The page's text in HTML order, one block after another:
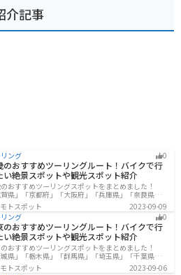
ど、観光スポットも充実しています。少し足
ば、成田山新勝寺や成田空港なども訪れること
介記事
ング 0
のおすすめツーリングルート！バイクで行
い絶景スポットや観光スポット紹介
おすすめツーリングスポットをまとめました！
賀県」「京都府」「大阪府」「兵庫県」「奈良県」
山」の各県の観光地紹介します。自然豊かな山々
温泉地が点在し、四季折々の景色を楽しめるスポ
多数あります。バイクで近畿にツーリングに行く
考にしてください。
モトスポット
2023-09-09
ング
0
のおすすめツーリングルート！バイクで行
い絶景スポットや観光スポット紹介
おすすめツーリングスポットをまとめました！
城県」「栃木県」「群馬県」「埼玉県」「千葉県」
都」「神奈川県」の各県の観光地紹介します。自
な山々や湖、温泉地が点在し、四季折々の景色を
モトスポット
2023-09-06